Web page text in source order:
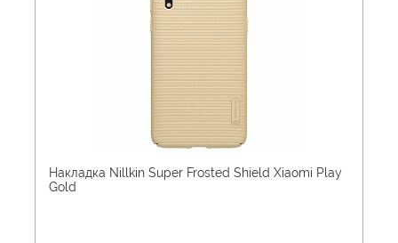
Накладка Nillkin Super Frosted Shield Xiaomi Play
Gold